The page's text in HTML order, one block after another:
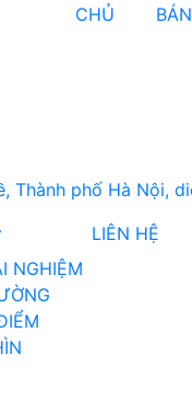
CHỦ
BÁN
NGHIỆM
LIÊN HỆ